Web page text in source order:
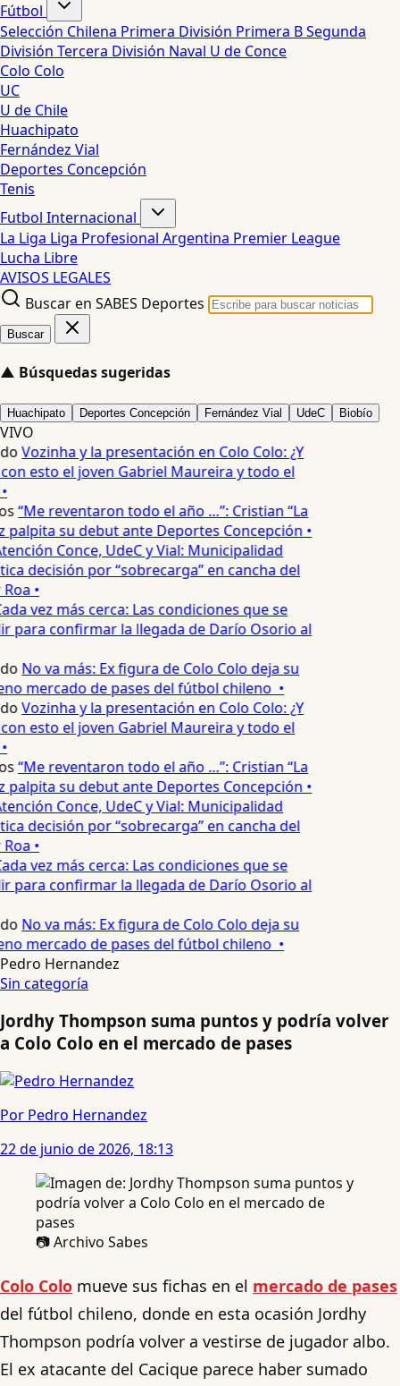
Fútbol
Selección Chilena Primera División Primera BSegunda
División Tercera División Naval U de Conce
Colo Colo
UC
U de Chile
Huachipato
Fernández Vial
Deportes Concepción
Tenis
Futbol Internacional
La Liga Liga Profesional Argentina Premier League
Lucha Libre
AVISOS LEGALES
Buscar en SABES Deportes
Buscar
▲ Búsquedas sugeridas
Huachipato Deportes Concepción Fernández Vial UdeC Biobío
VIVO
Vozinha y la presentación en Colo Colo: ¿Y
esto el joven Gabriel Maureira y todo el
“Me reventaron todo el año …”: Cristian “La
palpita su debut ante Deportes Concepción •
Conce, UdeC y Vial: Municipalidad
decisión por “sobrecarga” en cancha del
•
vez más cerca: Las condiciones que se
para confirmar la llegada de Darío Osorio al
No va más: Ex figura de Colo Colo deja su
mercado de pases del fútbol chileno •
Vozinha y la presentación en Colo Colo: ¿Y
esto el joven Gabriel Maureira y todo el
“Me reventaron todo el año …”: Cristian “La
palpita su debut ante Deportes Concepción •
Conce, UdeC y Vial: Municipalidad
decisión por “sobrecarga” en cancha del
•
vez más cerca: Las condiciones que se
para confirmar la llegada de Darío Osorio al
No va más: Ex figura de Colo Colo deja su
mercado de pases del fútbol chileno •
Pedro Hernandez
Sin categoría
Jordhy Thompson suma puntos y podría volver
a Colo Colo en el mercado de pases
Por Pedro Hernandez
22 de junio de 2026, 18:13
📷 Archivo Sabes
Colo Colo mueve sus fichas en el mercado de pases
del fútbol chileno, donde en esta ocasión Jordhy
Thompson podría volver a vestirse de jugador albo.
El ex atacante del Cacique parece haber sumado